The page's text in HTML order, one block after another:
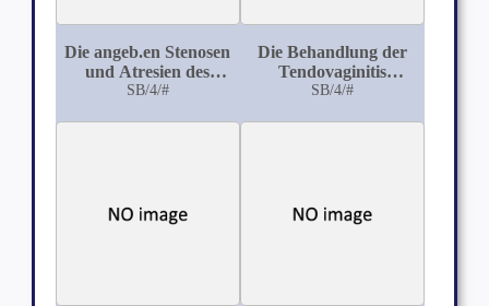
Die angeb.en Stenosen
und Atresien des
Darmes
SB/4/#
Die Behandlung der
Tendovaginitis
crepitans mit
SB/4/#